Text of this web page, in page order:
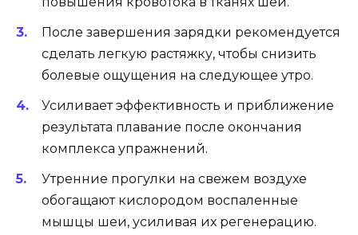
После завершения зарядки рекомендуется
сделать легкую растяжку, чтобы снизить
болевые ощущения на следующее утро.
Усиливает эффективность и приближение
результата плавание после окончания
комплекса упражнений.
Утренние прогулки на свежем воздухе
обогащают кислородом воспаленные
мышцы шеи, усиливая их регенерацию.